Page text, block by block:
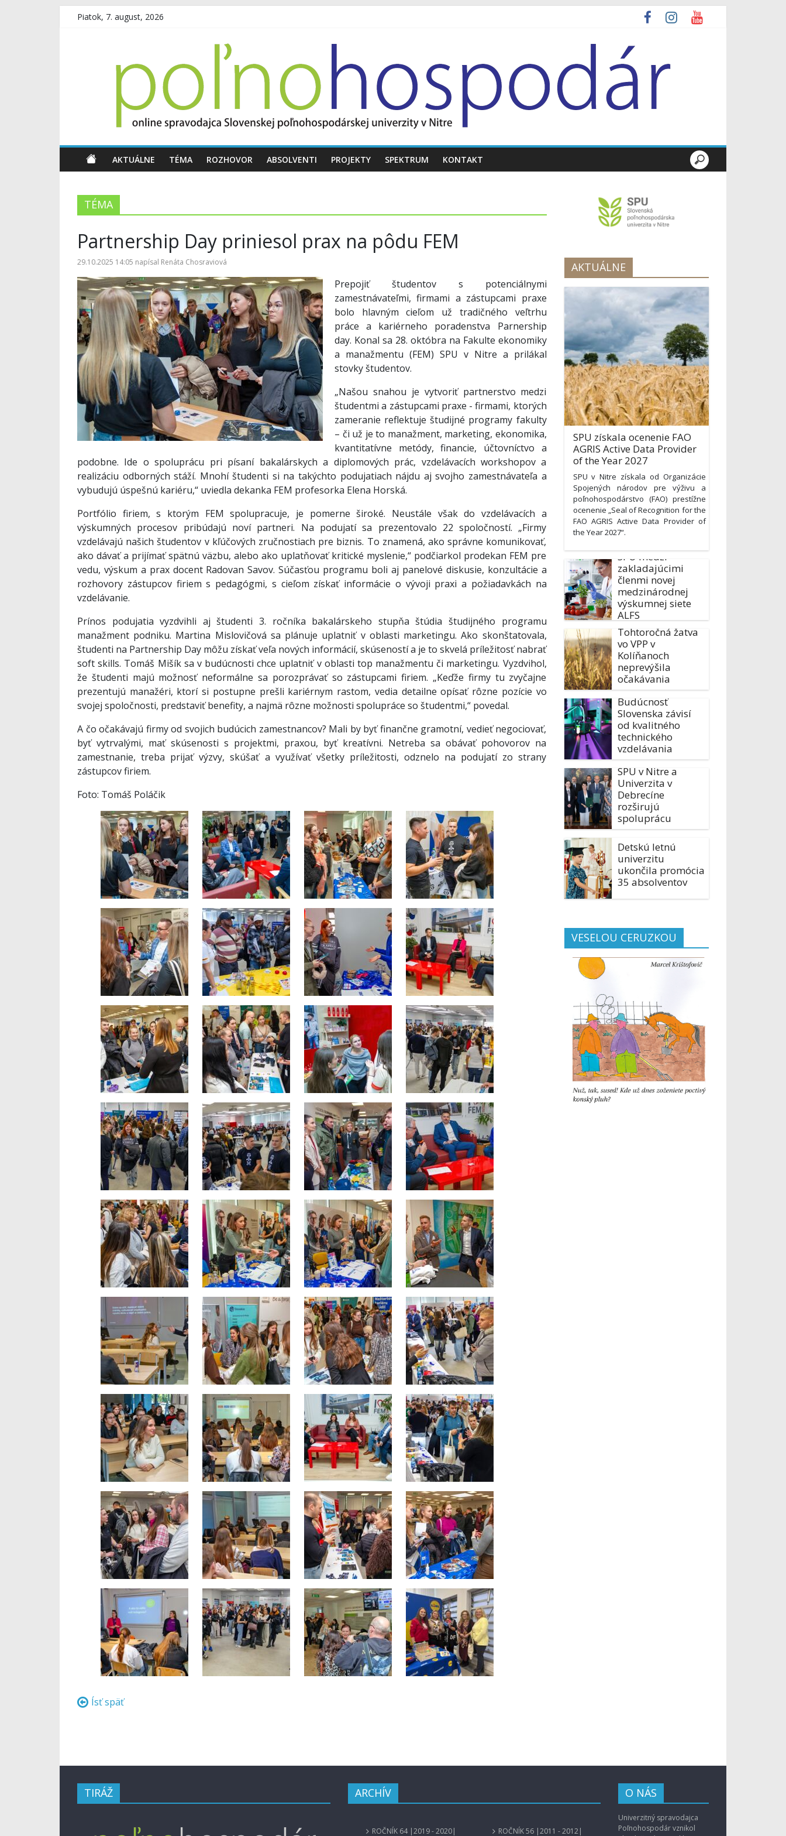
Piatok, 7. august, 2026
AKTUÁLNE TÉMA ROZHOVOR ABSOLVENTI PROJEKTY SPEKTRUM KONTAKT
TÉMA
Partnership Day priniesol prax na pôdu FEM
29.10.2025 14:05 napísal Renáta Chosraviová
Prepojiť študentov s potenciálnymi
zamestnávateľmi, firmami a zástupcami praxe
bolo hlavným cieľom už tradičného veľtrhu
práce a kariérneho poradenstva Parnership
day. Konal sa 28. októbra na Fakulte ekonomiky
a manažmentu (FEM) SPU v Nitre a prilákal
stovky študentov.
„Našou snahou je vytvoriť partnerstvo medzi
študentmi a zástupcami praxe - firmami, ktorých
zameranie reflektuje študijné programy fakulty
– či už je to manažment, marketing, ekonomika,
kvantitatívne metódy, financie, účtovníctvo a
podobne. Ide o spoluprácu pri písaní bakalárskych a diplomových prác, vzdelávacích workshopov a
realizáciu odborných stáží. Mnohí študenti si na takýchto podujatiach nájdu aj svojho zamestnávateľa a
vybudujú úspešnú kariéru,“ uviedla dekanka FEM profesorka Elena Horská.
Portfólio firiem, s ktorým FEM spolupracuje, je pomerne široké. Neustále však do vzdelávacích a
výskumných procesov pribúdajú noví partneri. Na podujatí sa prezentovalo 22 spoločností. „Firmy
vzdelávajú našich študentov v kľúčových zručnostiach pre biznis. To znamená, ako správne komunikovať,
ako dávať a prijímať spätnú väzbu, alebo ako uplatňovať kritické myslenie,“ podčiarkol prodekan FEM pre
vedu, výskum a prax docent Radovan Savov. Súčasťou programu boli aj panelové diskusie, konzultácie a
rozhovory zástupcov firiem s pedagógmi, s cieľom získať informácie o vývoji praxi a požiadavkách na
vzdelávanie.
Prínos podujatia vyzdvihli aj študenti 3. ročníka bakalárskeho stupňa štúdia študijného programu
manažment podniku. Martina Mislovičová sa plánuje uplatniť v oblasti marketingu. Ako skonštatovala,
študenti na Partnership Day môžu získať veľa nových informácií, skúseností a je to skvelá príležitosť nabrať
soft skills. Tomáš Mišík sa v budúcnosti chce uplatniť v oblasti top manažmentu či marketingu. Vyzdvihol,
že študenti majú možnosť neformálne sa porozprávať so zástupcami firiem. „Keďže firmy tu zvyčajne
prezentujú manažéri, ktorí si postupne prešli kariérnym rastom, vedia detailne opísať rôzne pozície vo
svojej spoločnosti, predstaviť benefity, a najmä rôzne možnosti spolupráce so študentmi,“ povedal.
A čo očakávajú firmy od svojich budúcich zamestnancov? Mali by byť finančne gramotní, vedieť negociovať,
byť vytrvalými, mať skúsenosti s projektmi, praxou, byť kreatívni. Netreba sa obávať pohovorov na
zamestnanie, treba prijať výzvy, skúšať a využívať všetky príležitosti, odznelo na podujatí zo strany
zástupcov firiem.
Foto: Tomáš Poláčik
Ísť späť
AKTUÁLNE
SPU získala ocenenie FAO
AGRIS Active Data Provider
of the Year 2027
SPU v Nitre získala od Organizácie
Spojených národov pre výživu a
poľnohospodárstvo (FAO) prestížne
ocenenie „Seal of Recognition for the
FAO AGRIS Active Data Provider of
the Year 2027“.
SPU medzi
zakladajúcimi
členmi novej
medzinárodnej
výskumnej siete
ALFS
Tohtoročná žatva
vo VPP v
Kolíňanoch
neprevýšila
očakávania
Budúcnosť
Slovenska závisí
od kvalitného
technického
vzdelávania
SPU v Nitre a
Univerzita v
Debrecíne
rozširujú
spoluprácu
Detskú letnú
univerzitu
ukončila promócia
35 absolventov
VESELOU CERUZKOU
TIRÁŽ ARCHÍV
ROČNÍK 64 |2019 - 2020| ROČNÍK 56 |2011 - 2012|
O NÁS
Univerzitný spravodajca
Poľnohospodár vznikol